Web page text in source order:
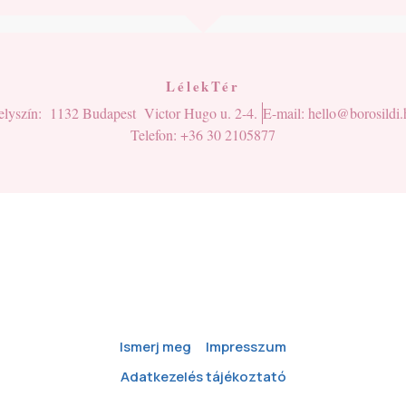
LélekTér
1132 Budapest Victor Hugo u. 2-4. E-mail:
Telefon: +36 30 2105877
Ismerj meg
Impresszum
Adatkezelés tájékoztató